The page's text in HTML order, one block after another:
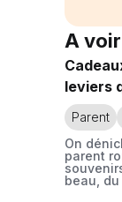
A voir
leviers
Parent
On
parent
beau,